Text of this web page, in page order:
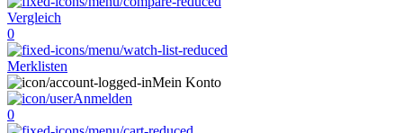
Vergleich
0
Merklisten
Mein Konto
Anmelden
0